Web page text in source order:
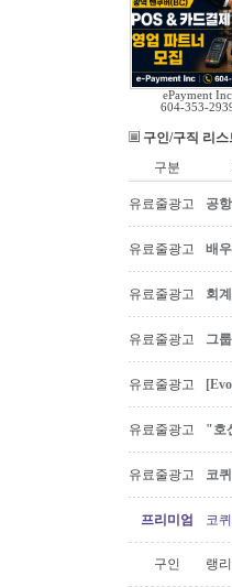
ePayment Inc
604-353-
구인/구직 리
구분
유료줄광고 공
유료줄광고 배
유료줄광고 회
유료줄광고 그
유료줄광고
유료줄광고 "호
유료줄광고 코
프리미엄 코
구인 랭리